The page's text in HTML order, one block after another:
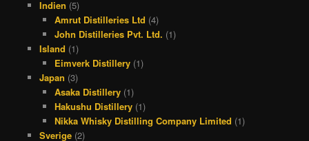
Indien (5)
Amrut Distilleries Ltd (4)
John Distilleries Pvt. Ltd. (1)
Island (1)
Eimverk Distillery (1)
Japan (3)
Asaka Distillery (1)
Hakushu Distillery (1)
Nikka Whisky Distilling Company Limited (1)
Sverige(2)